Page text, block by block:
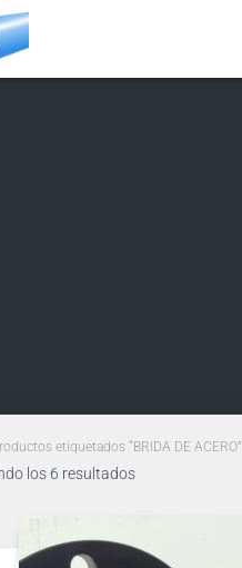
etiquetados “BRIDA DE ACERO”
los 6 resultados